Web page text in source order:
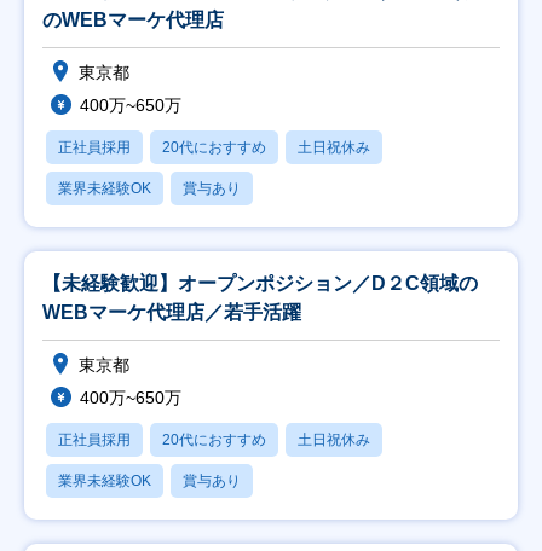
のWEBマーケ代理店
東京都
400万~650万
正社員採用 20代におすすめ 土日祝休み
業界未経験OK 賞与あり
【未経験歓迎】オープンポジション／D２C領域の
WEBマーケ代理店／若手活躍
東京都
400万~650万
正社員採用 20代におすすめ 土日祝休み
業界未経験OK 賞与あり